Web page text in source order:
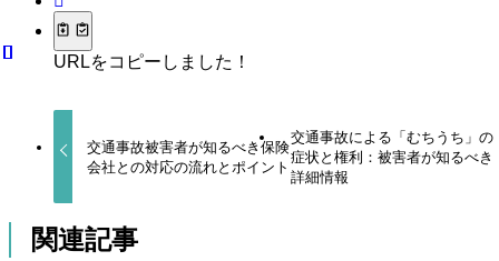
URLをコピーしました！
交通事故被害者が知るべき保険
会社との対応の流れとポイント
交通事故による「むちうち」の
症状と権利：被害者が知るべき
詳細情報
関連記事